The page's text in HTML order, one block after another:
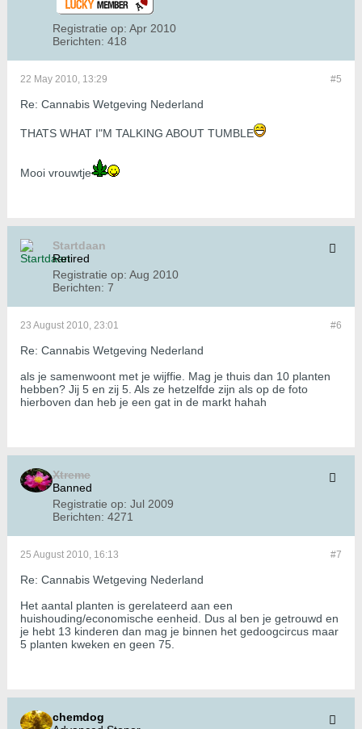
Registratie op: Apr 2010
Berichten: 418
#5
22 May 2010, 13:29
Re: Cannabis Wetgeving Nederland
THATS WHAT I"M TALKING ABOUT TUMBLE
Mooi vrouwtje
Startdaan
Retired
Registratie op: Aug 2010
Berichten: 7
#6
23 August 2010, 23:01
Re: Cannabis Wetgeving Nederland
als je samenwoont met je wijffie. Mag je thuis dan 10 planten
hebben? Jij 5 en zij 5. Als ze hetzelfde zijn als op de foto
hierboven dan heb je een gat in de markt hahah
Xtreme
Banned
Registratie op: Jul 2009
Berichten: 4271
#7
25 August 2010, 16:13
Re: Cannabis Wetgeving Nederland
Het aantal planten is gerelateerd aan een
huishouding/economische eenheid. Dus al ben je getrouwd en
je hebt 13 kinderen dan mag je binnen het gedoogcircus maar
5 planten kweken en geen 75.
chemdog